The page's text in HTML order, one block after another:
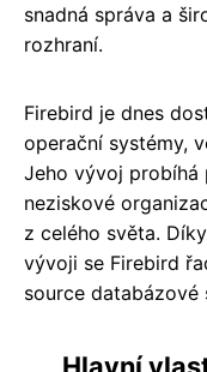
snadná správa a
rozhraní.
Firebird je dnes
operační systémy,
Jeho vývoj probíhá
neziskové
z celého světa.
vývoji se Firebird
source databázové
Hlavní